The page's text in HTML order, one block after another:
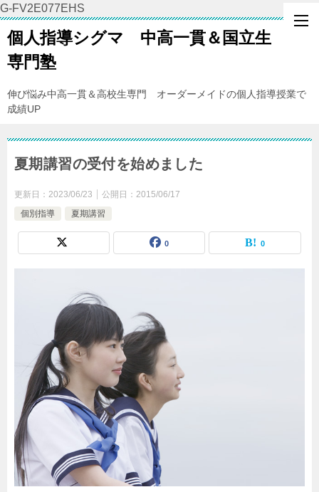
G-FV2E077EHS
個人指導シグマ 中高一貫＆国立生
専門塾
伸び悩み中高一貫＆高校生専門 オーダーメイドの個人指導授業で
成績UP
夏期講習の受付を始めました
更新日： 2023/06/23 公開日： 2015/06/17
個別指導
夏期講習
0 0